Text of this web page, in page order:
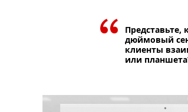
Представьте,
дюймовый
клиенты
или